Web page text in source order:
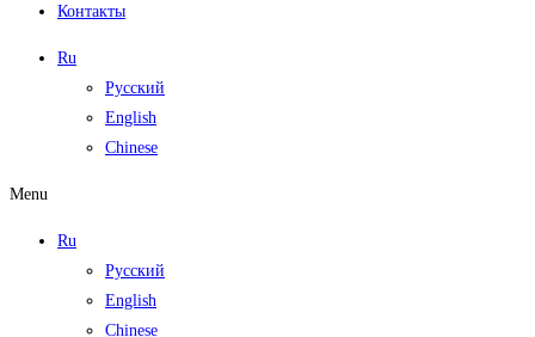
Контакты
Ru
Русский
English
Chinese
Menu
Ru
Русский
English
Chinese